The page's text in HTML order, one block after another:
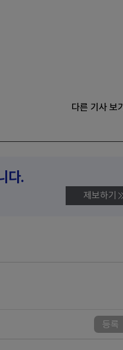
다른 기사 보기
다.
제보하기
등록